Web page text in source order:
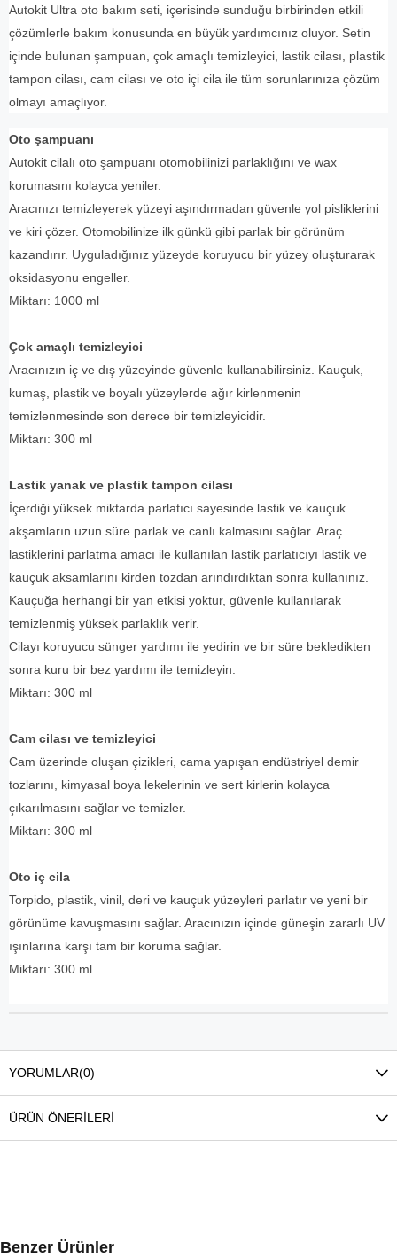
Autokit Ultra oto bakım seti, içerisinde sunduğu birbirinden etkili
çözümlerle bakım konusunda en büyük yardımcınız oluyor. Setin
içinde bulunan şampuan, çok amaçlı temizleyici, lastik cilası, plastik
tampon cilası, cam cilası ve oto içi cila ile tüm sorunlarınıza çözüm
olmayı amaçlıyor.
Oto şampuanı
Autokit cilalı oto şampuanı otomobilinizi parlaklığını ve wax
korumasını kolayca yeniler.
Aracınızı temizleyerek yüzeyi aşındırmadan güvenle yol pisliklerini
ve kiri çözer. Otomobilinize ilk günkü gibi parlak bir görünüm
kazandırır. Uyguladığınız yüzeyde koruyucu bir yüzey oluşturarak
oksidasyonu engeller.
Miktarı: 1000 ml
Çok amaçlı temizleyici
Aracınızın iç ve dış yüzeyinde güvenle kullanabilirsiniz. Kauçuk,
kumaş, plastik ve boyalı yüzeylerde ağır kirlenmenin
temizlenmesinde son derece bir temizleyicidir.
Miktarı: 300 ml
Lastik yanak ve plastik tampon cilası
İçerdiği yüksek miktarda parlatıcı sayesinde lastik ve kauçuk
akşamların uzun süre parlak ve canlı kalmasını sağlar. Araç
lastiklerini parlatma amacı ile kullanılan lastik parlatıcıyı lastik ve
kauçuk aksamlarını kirden tozdan arındırdıktan sonra kullanınız.
Kauçuğa herhangi bir yan etkisi yoktur, güvenle kullanılarak
temizlenmiş yüksek parlaklık verir.
Cilayı koruyucu sünger yardımı ile yedirin ve bir süre bekledikten
sonra kuru bir bez yardımı ile temizleyin.
Miktarı: 300 ml
Cam cilası ve temizleyici
Cam üzerinde oluşan çizikleri, cama yapışan endüstriyel demir
tozlarını, kimyasal boya lekelerinin ve sert kirlerin kolayca
çıkarılmasını sağlar ve temizler.
Miktarı: 300 ml
Oto iç cila
Torpido, plastik, vinil, deri ve kauçuk yüzeyleri parlatır ve yeni bir
görünüme kavuşmasını sağlar. Aracınızın içinde güneşin zararlı UV
ışınlarına karşı tam bir koruma sağlar.
Miktarı: 300 ml
YORUMLAR(0)
ÜRÜN ÖNERILERI
Benzer Ürünler